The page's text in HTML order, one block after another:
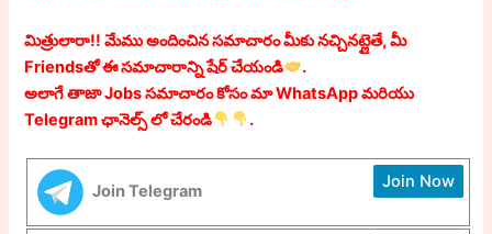
మిత్రులారా!! మేము అందించిన సమాచారం మీకు నచ్చినట్లైతే, మీ
Friendsతో ఈ సమాచారాన్ని షేర్ చేయండి
.
అలాగే తాజా Jobs సమాచారం కోసం మా WhatsApp మరియు
Telegram ఛానెల్స్ లో చేరండి
.
Join Telegram Join Now